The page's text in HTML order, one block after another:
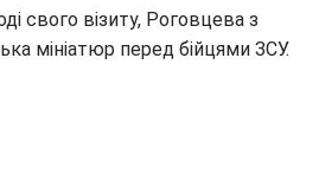
свого візиту, Роговцева з
мініатюр перед бійцями ЗСУ.